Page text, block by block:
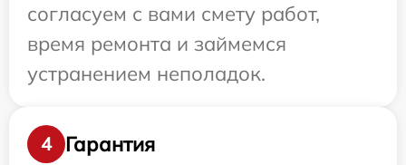
согласуем с вами смету работ,
время ремонта и займемся
устранением неполадок.
4
Гарантия